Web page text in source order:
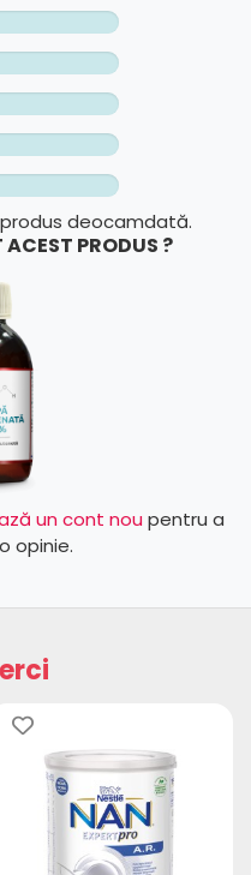
deocamdată.
PRODUS ?
un cont nou pentru a
opinie.